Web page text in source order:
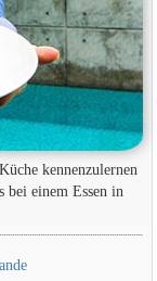
kennenzulernen
bei einem Essen in